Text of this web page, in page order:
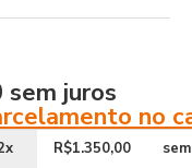
sem juros
no
R$1.350,00